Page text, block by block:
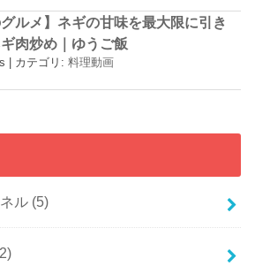
グルメ】ネギの甘味を最大限に引き
肉炒め｜ゆうご飯
カテゴリ:料理動画
ル (5)